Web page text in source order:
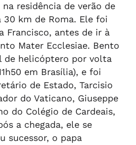
residência de verão de
30 km de Roma. Ele foi
Francisco, antes de ir à
Mater Ecclesiae. Bento
de helicóptero por volta
em Brasília), e foi
de Estado, Tarcisio
do Vaticano, Giuseppe
do Colégio de Cardeais,
a chegada, ele se
sucessor, o papa